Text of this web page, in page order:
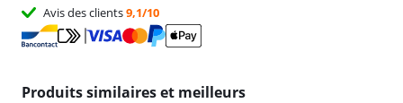
Avis des clients9,1/10
Produits similaires et meilleurs